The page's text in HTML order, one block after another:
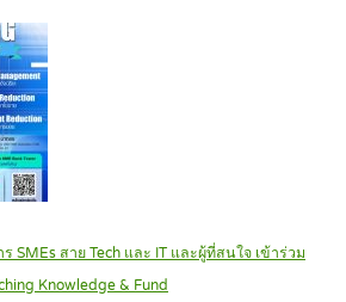
SMEs สาย Tech และ IT และผู้ที่สนใจ เข้าร่วม
Knowledge & Fund